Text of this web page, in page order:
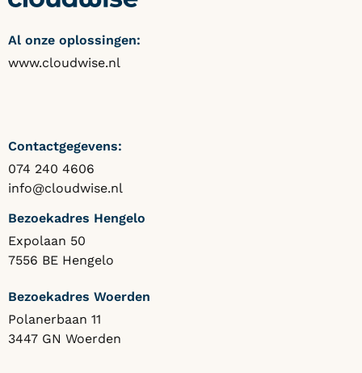
Al onze oplossingen:
www.cloudwise.nl
Contactgegevens:
074 240 4606
info@cloudwise.nl
Bezoekadres Hengelo
Expolaan 50
7556 BE Hengelo
Bezoekadres Woerden
Polanerbaan 11
3447 GN Woerden